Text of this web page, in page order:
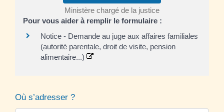
Ministère chargé de la justice
Pour vous aider à remplir le formulaire :
Notice - Demande au juge aux affaires familiales
(autorité parentale, droit de visite, pension
alimentaire...)
Où s’adresser ?